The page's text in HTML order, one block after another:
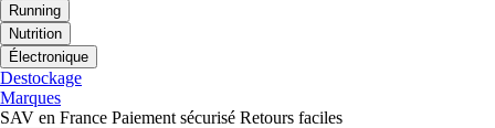
Running
Nutrition
Électronique
Destockage
Marques
SAV en France Paiement sécurisé Retours faciles